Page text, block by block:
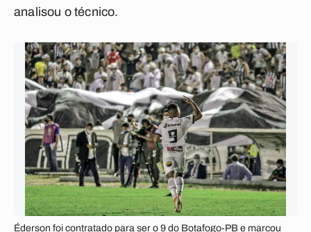
analisou o técnico.
Éderson foi contratado para ser o 9 do Botafogo-PB e marcou